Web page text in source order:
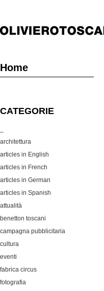
Home
CATEGORIE
architettura
articles in English
articles in French
articles in German
articles in Spanish
attualità
benetton toscani
campagna pubblicitaria
cultura
eventi
fabrica circus
fotografia